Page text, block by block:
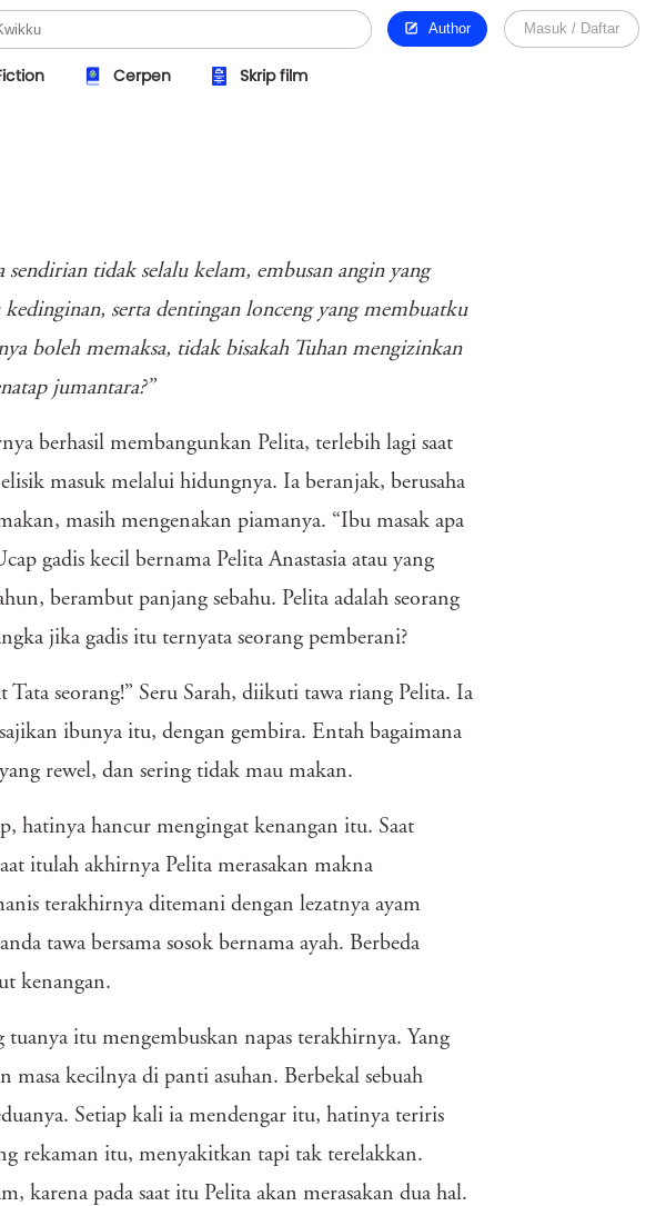
Author Masuk / Daftar
Cerpen Skrip film
tidak selalu kelam, embusan angin yang
serta dentingan lonceng yang membuatku
boleh memaksa, tidak bisakah Tuhan mengizinkan
jumantara?”
berhasil membangunkan Pelita, terlebih lagi saat
masuk melalui hidungnya. Ia beranjak, berusaha
masih mengenakan piamanya. “Ibu masak apa
gadis kecil bernama Pelita Anastasia atau yang
berambut panjang sebahu. Pelita adalah seorang
jika gadis itu ternyata seorang pemberani?
seorang!” Seru Sarah, diikuti tawa riang Pelita. Ia
ibunya itu, dengan gembira. Entah bagaimana
rewel, dan sering tidak mau makan.
hatinya hancur mengingat kenangan itu. Saat
itulah akhirnya Pelita merasakan makna
terakhirnya ditemani dengan lezatnya ayam
tawa bersama sosok bernama ayah. Berbeda
kenangan.
itu mengembuskan napas terakhirnya. Yang
masa kecilnya di panti asuhan. Berbekal sebuah
Setiap kali ia mendengar itu, hatinya teriris
rekaman itu, menyakitkan tapi tak terelakkan.
karena pada saat itu Pelita akan merasakan dua hal.